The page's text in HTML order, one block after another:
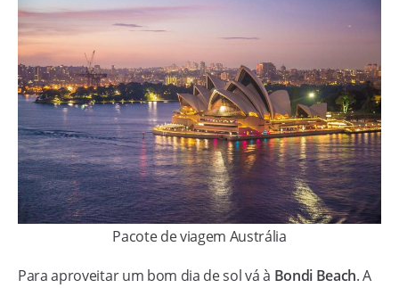
Pacote de viagem Austrália
Para aproveitar um bom dia de sol vá à Bondi Beach. A